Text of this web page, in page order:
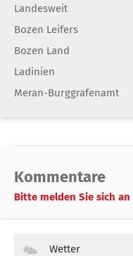
Landesweit
Bozen Leifers
Bozen Land
Ladinien
Meran-Burggrafenamt
Kommentare
Bitte melden Sie sich an
Wetter